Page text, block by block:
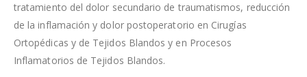
tratamiento del dolor secundario de traumatismos, reducción
de la inflamación y dolor postoperatorio en Cirugías
Ortopédicas y de Tejidos Blandos y en Procesos
Inflamatorios de Tejidos Blandos.